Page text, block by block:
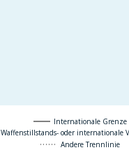
Internationale Grenze
Waffenstillstands- oder internationale
Andere Trennlinie